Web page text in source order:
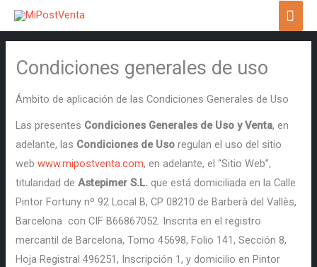
Condiciones generales de uso
Ámbito de aplicación de las Condiciones Generales de Uso
Las presentes Condiciones Generales de Uso y Venta, en
adelante, las Condiciones de Uso regulan el uso del sitio
webwww.mipostventa.com, en adelante, el “Sitio Web”,
titularidad deAstepimer S.L.que está domiciliada en la Calle
Pintor Fortuny nº 92 Local B, CP 08210 de Barberà del Vallès,
Barcelona con CIF B66867052. Inscrita en el registro
mercantil de Barcelona, Tomo 45698, Folio 141, Sección 8,
Hoja Registral 496251, Inscripción 1, y domicilio en Pintor